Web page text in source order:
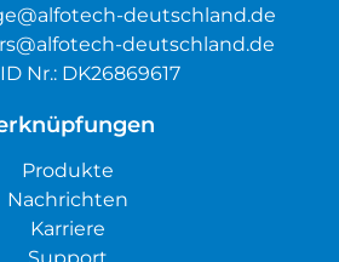
deutschland.de
deutschland.de
Nr.: DK26869617
Produkte
Nachrichten
Karriere